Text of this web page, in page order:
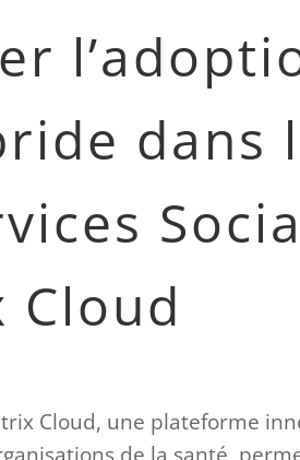
dans
Cloud
Cloud, une plateforme